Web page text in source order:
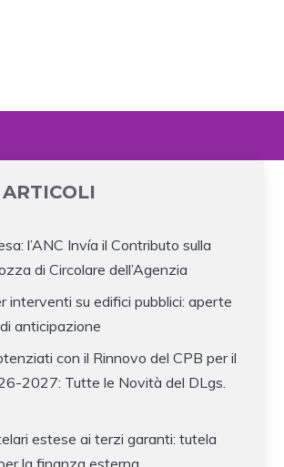
l’ANC Invía il Contributo sulla
di Circolare dell’Agenzia
interventi su edifici pubblici: aperte
anticipazione
con il Rinnovo del CPB per il
2027: Tutte le Novità del DLgs.
estese ai terzi garanti: tutela
la finanza esterna